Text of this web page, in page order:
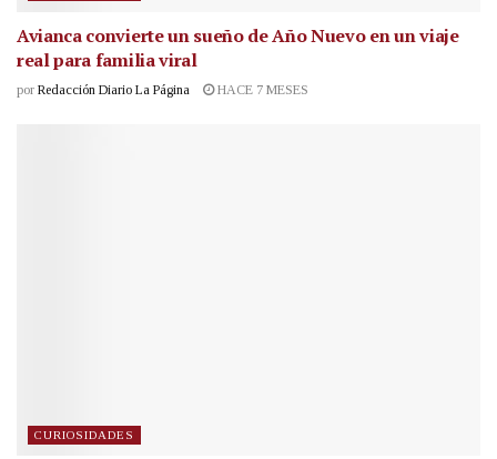
Avianca convierte un sueño de Año Nuevo en un viaje
real para familia viral
por Redacción Diario La Página HACE 7 MESES
CURIOSIDADES